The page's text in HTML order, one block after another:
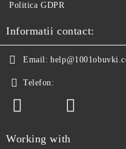
Politica GDPR
Informatii contact:
Email:
Telefon:
Working with